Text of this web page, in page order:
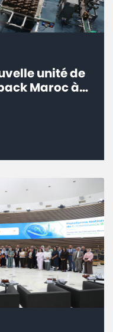
unité de
Maroc à